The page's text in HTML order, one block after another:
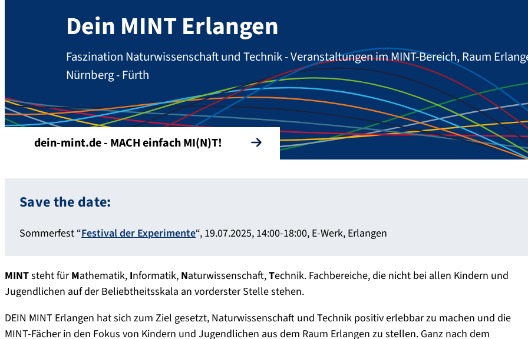
Dein MINT Erlangen
Faszination Naturwissenschaft und Technik - Veranstaltungen im MINT-Bereich, Raum
Nürnberg - Fürth
dein-mint.de - MACH einfach MI(N)T!
Save the date:
Sommerfest “Festival der Experimente“, 19.07.2025, 14:00-18:00, E-Werk, Erlangen
MINTsteht fürMathematik, Informatik, Naturwissenschaft,Technik. Fachbereiche, die nicht bei allen Kindern und
Jugendlichen auf der Beliebtheitsskala an vorderster Stelle stehen.
DEIN MINT Erlangen hat sich zum Ziel gesetzt, Naturwissenschaft und Technik positiv erlebbar zu machen und die
MINT-Fächer in den Fokus von Kindern und Jugendlichen aus dem Raum Erlangen zu stellen. Ganz nach dem